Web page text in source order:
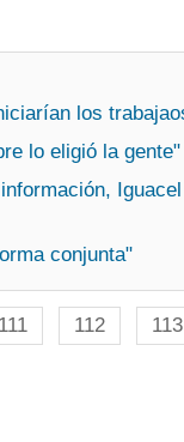
los
lo eligió la gente"
conjunta"
111 112 113